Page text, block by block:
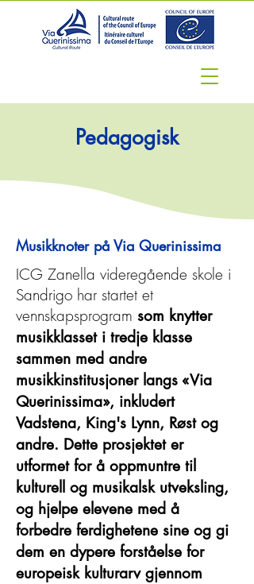
Pedagogisk
Musikknoter på Via Querinissima
ICG Zanella videregående skole i
Sandrigo har startet et
vennskapsprogram som knytter
musikklasset i tredje klasse
sammen med andre
musikkinstitusjoner langs «Via
Querinissima», inkludert
Vadstena, King's Lynn, Røst og
andre. Dette prosjektet er
utformet for å oppmuntre til
kulturell og musikalsk utveksling,
og hjelpe elevene med å
forbedre ferdighetene sine og gi
dem en dypere forståelse for
europeisk kulturarv gjennom